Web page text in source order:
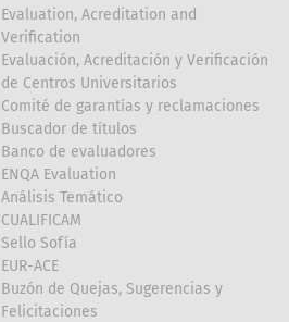
Evaluation, Acreditation and
Verification
Evaluación, Acreditación y Verificación
de Centros Universitarios
Comité de garantías y reclamaciones
Buscador de títulos
Banco de evaluadores
ENQA Evaluation
Análisis Temático
CUALIFICAM
Sello Sofía
EUR-ACE
Buzón de Quejas, Sugerencias y
Felicitaciones